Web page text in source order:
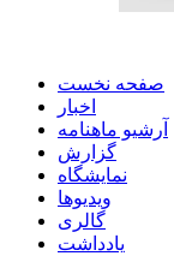
صفحه نخست
اخبار
آرشیو ماهنامه
گزارش
نمایشگاه
ویدیوها
گالری
یادداشت